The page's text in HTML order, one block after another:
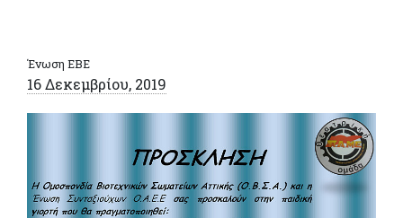
Ένωση ΕΒΕ
16 Δεκεμβρίου, 2019